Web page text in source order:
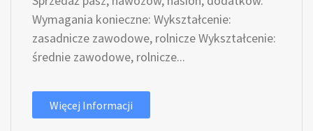
Wymagania konieczne: Wykształcenie:
zasadnicze zawodowe, rolnicze Wykształcenie:
średnie zawodowe, rolnicze...
Więcej Informacji